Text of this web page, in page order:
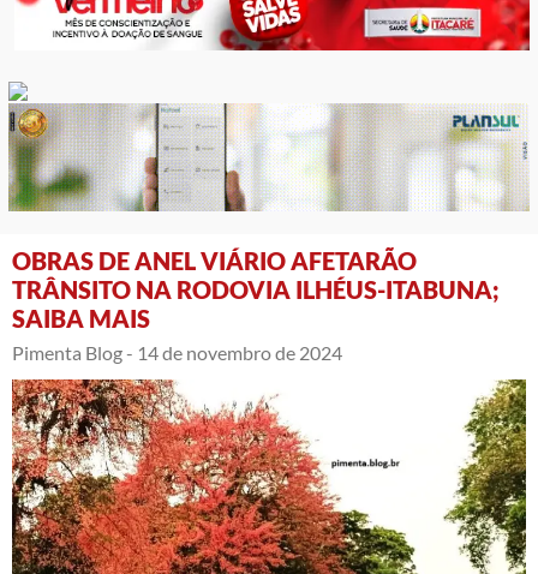
OBRAS DE ANEL VIÁRIO AFETARÃO
TRÂNSITO NA RODOVIA ILHÉUS-ITABUNA;
SAIBA MAIS
Pimenta Blog - 14 de novembro de 2024